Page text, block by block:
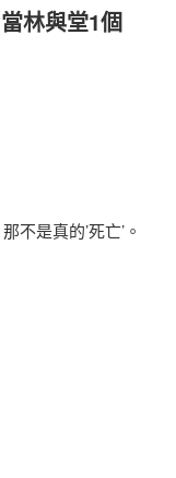
林與堂1個
不是真的’死亡’。